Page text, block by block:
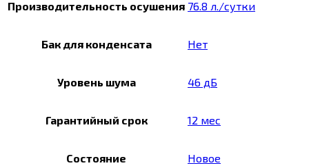
Производительность осушения 76.8 л./сутки
Бак для конденсата Нет
Уровень шума 46 дБ
Гарантийный срок 12 мес
Состояние Новое